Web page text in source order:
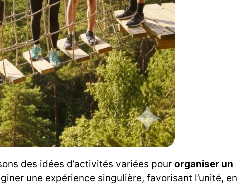
des idées d’activités variées pour organiser un
une expérience singulière, favorisant l’unité, en